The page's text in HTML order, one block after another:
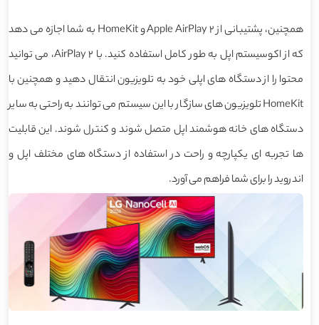
همچنین، پشتیبانی از Apple AirPlay 2 و HomeKit به شما اجازه می دهد
که از اکوسیستم اپل به طور کامل استفاده کنید. با AirPlay 2، می توانید
محتوا را از دستگاه های اپلی خود به تلویزیون انتقال دهید و همچنین با
HomeKit تلویزیون های سازگار با این سیستم می توانند به راحتی به سایر
دستگاه های خانه هوشمند اپل متصل شوند و کنترل شوند. این قابلیت
ها تجربه ای یکپارچه و راحت در استفاده از دستگاه های مختلف اپل و
اندروید را برای شما فراهم می آورد.